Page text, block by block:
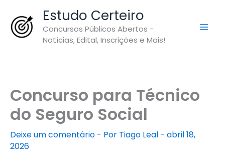
para
Estudo Certeiro
Concursos Públicos Abertos -
Notícias, Edital, Inscrições e Mais!
Concurso para Técnico
do Seguro Social
Deixe um comentário - Por Tiago Leal - abril 18,
2026